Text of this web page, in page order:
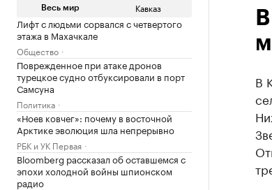
Весь мир Кавказ
Лифт с людьми сорвался с четвертого
этажа в Махачкале
Общество
Поврежденное при атаке дронов
турецкое судно отбуксировали в порт
Самсуна
Политика
«Ноев ковчег»: почему в восточной
Арктике эволюция шла непрерывно
РБК и УК Первая
Bloomberg рассказал об оставшемся с
эпохи холодной войны шпионском
радио
В